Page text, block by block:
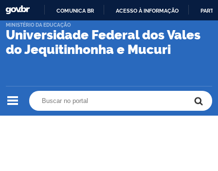
PARA
CONTEÚDO
COMUNICA BR ACESSO À INFORMAÇÃO
Universidade Federal dos Vales
do Jequitinhonha e Mucuri
MINISTÉRIO DA EDUCAÇÃO